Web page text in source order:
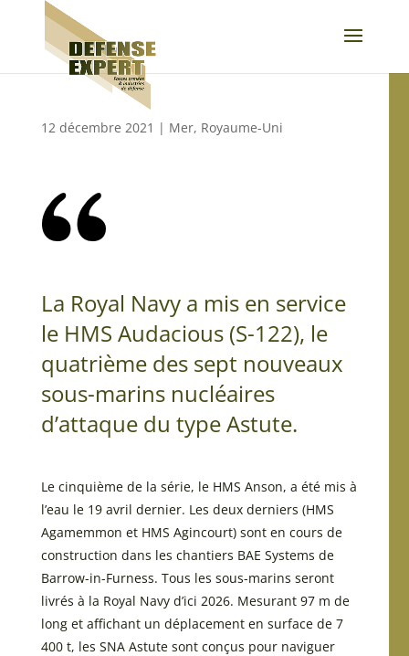
12 décembre 2021 | Mer, Royaume-Uni
La Royal Navy a mis en service
le HMS Audacious (S-122), le
quatrième des sept nouveaux
sous-marins nucléaires
d’attaque du type Astute.
Le cinquième de la série, le HMS Anson, a été mis à
l’eau le 19 avril dernier. Les deux derniers (HMS
Agamemmon et HMS Agincourt) sont en cours de
construction dans les chantiers BAE Systems de
Barrow-in-Furness. Tous les sous-marins seront
livrés à la Royal Navy d’ici 2026. Mesurant 97 m de
long et affichant un déplacement en surface de 7
400 t, les SNA Astute sont conçus pour naviguer